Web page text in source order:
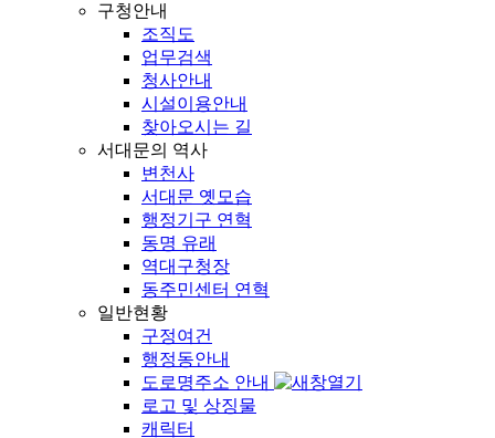
구청안내
조직도
업무검색
청사안내
시설이용안내
찾아오시는 길
서대문의 역사
변천사
서대문 옛모습
행정기구 연혁
동명 유래
역대구청장
동주민센터 연혁
일반현황
구정여건
행정동안내
도로명주소 안내
로고 및 상징물
캐릭터